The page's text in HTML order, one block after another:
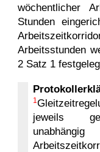
wöchentlicher
Stunden
Arbeitsstunden
2 Satz 1
1
jeweils